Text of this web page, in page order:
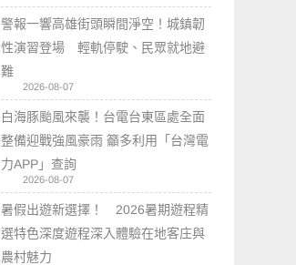
警報一響高雄街頭瞬間淨空！城鎮韌
性演習登場 輕軌停駛、民眾就地避
難
2026-08-07
白海豚颱風來襲！台電台東區處全面
整備迎戰強風豪雨 籲多利用「台灣電
力APP」查詢
2026-08-07
暑假出遊新選擇！ 2026暑期遊程精
選特色深度遊程深入體驗在地客庄與
農村魅力